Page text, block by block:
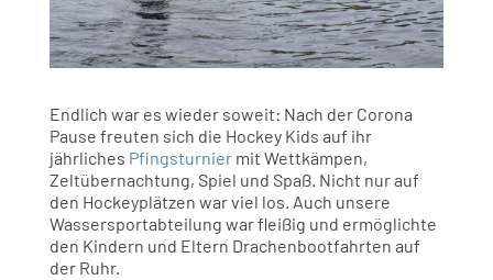
Endlich war es wieder soweit: Nach der Corona
Pause freuten sich die Hockey Kids auf ihr
jährliches Pfingsturniermit Wettkämpen,
Zeltübernachtung, Spiel und Spaß. Nicht nur auf
den Hockeyplätzen war viel los. Auch unsere
Wassersportabteilung war fleißig und ermöglichte
den Kindern und Eltern Drachenbootfahrten auf
der Ruhr.